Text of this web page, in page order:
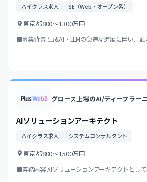
ハイクラス求人 SE（Web・オープン系）
東京都800〜1300万円
■募集背景 生成AI・LLMの急速な進展に伴い、
AIソリューションアーキテクト
ハイクラス求人 システムコンサルタント
東京都800〜1500万円
■業務内容 AIソリューションアーキテクトとし